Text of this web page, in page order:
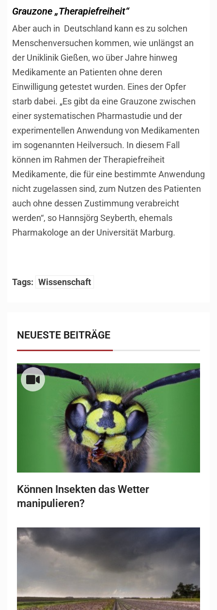
Grauzone „Therapiefreiheit“
Aber auch in Deutschland kann es zu solchen
Menschenversuchen kommen, wie unlängst an
der Uniklinik Gießen, wo über Jahre hinweg
Medikamente an Patienten ohne deren
Einwilligung getestet wurden. Eines der Opfer
starb dabei. „Es gibt da eine Grauzone zwischen
einer systematischen Pharmastudie und der
experimentellen Anwendung von Medikamenten
im sogenannten Heilversuch. In diesem Fall
können im Rahmen der Therapiefreiheit
Medikamente, die für eine bestimmte Anwendung
nicht zugelassen sind, zum Nutzen des Patienten
auch ohne dessen Zustimmung verabreicht
werden“, so Hannsjörg Seyberth, ehemals
Pharmakologe an der Universität Marburg.
Tags: Wissenschaft
NEUESTE BEITRÄGE
Können Insekten das Wetter
manipulieren?